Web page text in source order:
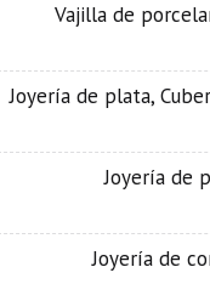
Vajilla de
Joyería de plata,
Joyería de
Joyería de